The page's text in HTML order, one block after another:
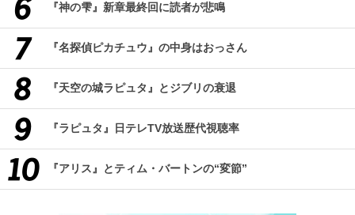
『神の雫』新章最終回に読者が悲鳴
『名探偵ピカチュウ』の中身はおっさん
『天空の城ラピュタ』とジブリの衰退
『ラピュタ』日テレTV放送歴代視聴率
『アリス』とティム・バートンの“変節”